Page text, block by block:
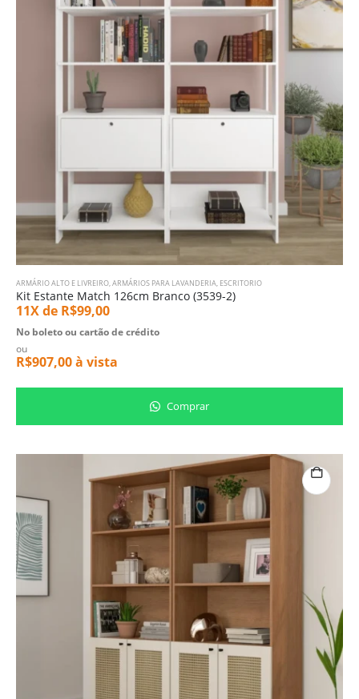
ARMÁRIO ALTO E LIVREIRO,ARMÁRIOS PARA LAVANDERIA, ESCRITORIO
Kit Estante Match 126cm Branco (3539-2)
11X de R$99,00
No boleto ou cartão de crédito
ou
R$907,00à vista
Comprar